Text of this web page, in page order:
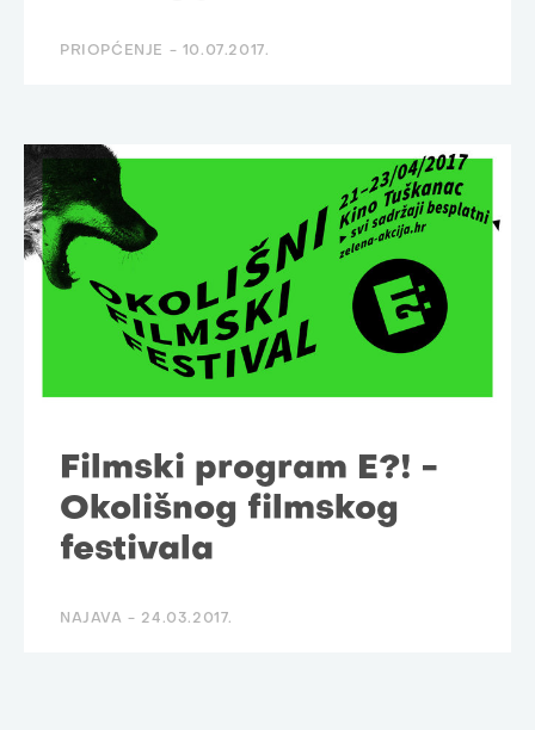
PRIOPĆENJE - 10.07.2017.
Filmski program E?! -
Okolišnog filmskog
festivala
NAJAVA - 24.03.2017.